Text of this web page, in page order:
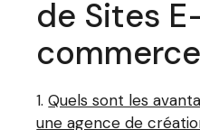
de Sites
commerce
Quels sont les
une agence de